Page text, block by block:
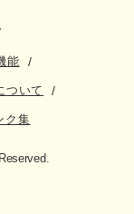
能
ついて
ク集